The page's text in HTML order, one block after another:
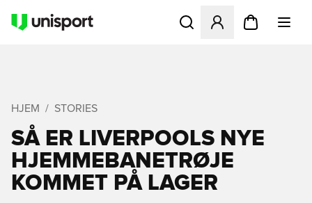
Åbner en Modal til at
HJEM STORIES
SÅ ER LIVERPOOLS NYE
HJEMMEBANETRØJE
KOMMET PÅ LAGER